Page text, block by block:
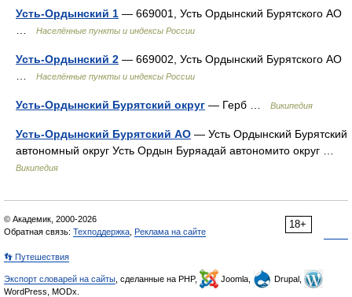
Усть-Ордынский 1 — 669001, Усть Ордынский Бурятского АО
Населённые пункты и индексы России
Усть-Ордынский 2 — 669002, Усть Ордынский Бурятского АО
Населённые пункты и индексы России
Усть-Ордынский Бурятский округ — Герб … Википедия
Усть-Ордынский Бурятский АО — Усть Ордынский Бурятский
автономный округ Усть Ордын Буряадай автономито округ …
Википедия
18+
© Академик, 2000-2026
Обратная связь: Техподдержка Реклама на сайте
👣 Путешествия
Экспорт словарей на сайты , сделанные на PHP, Joomla,
Drupal,
WordPress, MODx.